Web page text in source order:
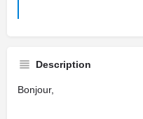
Description
Bonjour,